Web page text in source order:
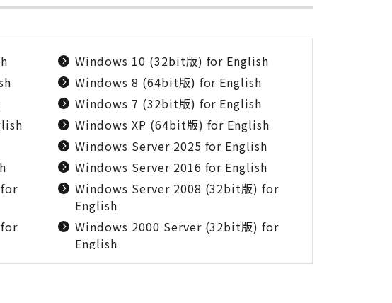
Windows 10 (32bit版) for English
Windows 8 (64bit版) for English
Windows 7 (32bit版) for English
Windows XP (64bit版) for English
Windows Server 2025 for English
Windows Server 2016 for English
Windows Server 2008 (32bit版) for
English
Windows 2000 Server (32bit版) for
English